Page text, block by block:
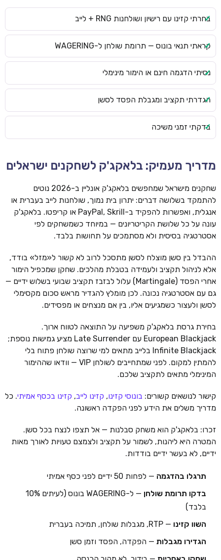
בחרתי קזינו עם רישיון ושולחנות RNG + לייב
קראתי תנאי בונוס — תרומת שולחן ל-WAGERING
נסיתי הדגמה חינם או הימור מינימלי
הגדרתי תקציב ומגבלת הפסד לסשן
בדקתי זמני משיכה
מדריך מעמיק: בלאקג'ק לשחקנים ישראלים
שחקנים מישראל שמחפשים בלאקג'ק אונליין ב-2026 נוטים
להתמקד בשלושה דברים: יתרון בית נמוך, שולחנות לייב בעברית או
אנגלית, ואפשרות להפקיד ב-PayPal, Skrill או קריפטו. בלאקג'ק
עונה על כל שלושת הקריטריונים — במיוחד כשמשחקים לפי
אסטרטגיה בסיסית ולא מסתמכים על תחושות בלבד.
ההבדל בין סשן מוצלח לסשן מתסכל לרוב לא קשור ל«מזל» בודד,
אלא לניהול תקציב ולעמידה בטבלת מהלכים. שחקן שמכפיל הימור
אחרי הפסד (Martingale) עלול לבזבז תקציב שבועי בשלוש ידיים —
גם עם אסטרטגיה נכונה. לכן מומלץ להגדיר מראש סכום מקסימלי
לסשן ולעצור כשמגיעים אליו, בין אם מנצחים או מפסידים.
בחירת גרסת בלאקג'ק משפיעה על התוצאה לטווח ארוך.
European Blackjack עם Late Surrender מציע גמישות נוספת;
Infinite Blackjack בלייב מתאים למי שרוצה שולחן פתוח בלי
להמתין למקום. לפני שמתחייבים לשולחן VIP — וודאו שההימור
המינימלי מתאים לתקציב שלכם.
קישור לנושאים קשורים: בונוסי קזינו, קזינו לייב, קזינו בכסף אמיתי. כל
מדריך משלים את הידע לפני הפקדה ראשונה.
זכרו: בלאקג'ק הוא משחק סבלנות — אל תצפו לנצח בכל סשן.
המטרה היא ליהנות, לשמור על תקציב ולצמצם טעויות לאורך מאות
ידיים, לא בעשר ידיים בודדות.
תרגלו בהדגמה — לפחות 50 ידיים לפני כסף אמיתי
בדקו תרומת שולחן
— ל-WAGERING בונוס (לעיתים 10%
בלבד)
השוו קזינו — RTP, מגבלות שולחן, תמיכה בעברית
הגדירו מגבלות — הפקדה, הפסד וזמן סשן